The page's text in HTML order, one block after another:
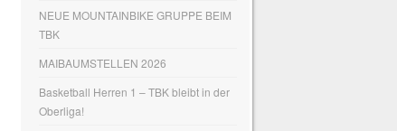
NEUE MOUNTAINBIKE GRUPPE BEIM
TBK
MAIBAUMSTELLEN 2026
Basketball Herren 1 – TBK bleibt in der
Oberliga!